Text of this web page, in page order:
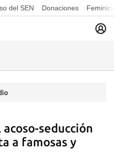
del SEN Donaciones
seducción
a famosas y